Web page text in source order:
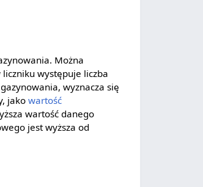
Można
występuje liczba
wyznacza się
jakowartość
wartość danego
jest wyższa od